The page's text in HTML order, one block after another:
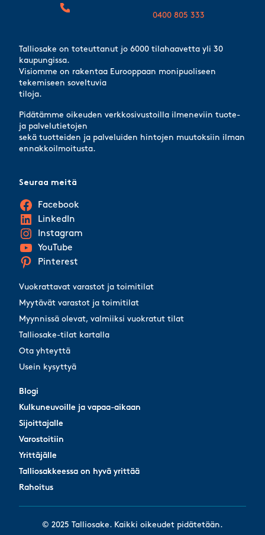
0400 805 333
Talliosake on toteuttanut jo 6000 tilahaavetta yli 30
kaupungissa.
Visiomme on rakentaa Eurooppaan monipuoliseen
tekemiseen soveltuvia
tiloja.
Pidätämme oikeuden verkkosivustoilla ilmeneviin tuote-
ja palvelutietojen
sekä tuotteiden ja palveluiden hintojen muutoksiin ilman
ennakkoilmoitusta.
Vuokrattavat varastot ja toimitilat
Myytävät varastot ja toimitilat
Myynnissä olevat, valmiiksi vuokratut tilat
Talliosake-tilat kartalla
Ota yhteyttä
Usein kysyttyä
Blogi
Kulkuneuvoille ja vapaa-aikaan
Sijoittajalle
Varostoitiin
Yrittäjälle
Talliosakkeessa on hyvä yrittää
Rahoitus
Seuraa meitä
Facebook
LinkedIn
Instagram
YouTube
Pinterest
Blogi
Kulkuneuvoille ja vapaa-aikaan
Sijoittajalle
Varostoitiin
Yrittäjälle
Talliosakkeessa on hyvä yrittää
Rahoitus
© 2025 Talliosake. Kaikki oikeudet pidätetään.